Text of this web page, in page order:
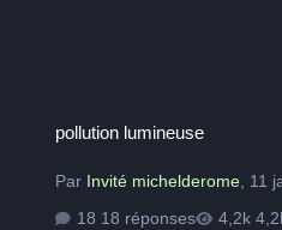
pollution lumineuse
Par Invité michelderome 11
18 réponses